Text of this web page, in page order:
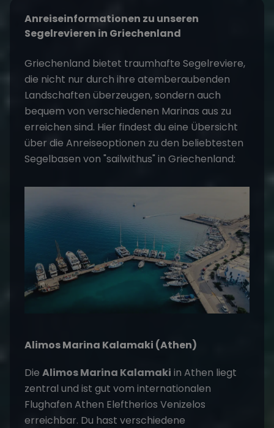
Anreiseinformationen zu unseren
Segelrevieren in Griechenland
Griechenland bietet traumhafte Segelreviere,
die nicht nur durch ihre atemberaubenden
Landschaften überzeugen, sondern auch
bequem von verschiedenen Marinas aus zu
erreichen sind. Hier findest du eine Übersicht
über die Anreiseoptionen zu den beliebtesten
Segelbasen von "sailwithus" in Griechenland:
Alimos Marina Kalamaki (Athen)
Die Alimos Marina Kalamaki in Athen liegt
zentral und ist gut vom internationalen
Flughafen Athen Eleftherios Venizelos
erreichbar. Du hast verschiedene